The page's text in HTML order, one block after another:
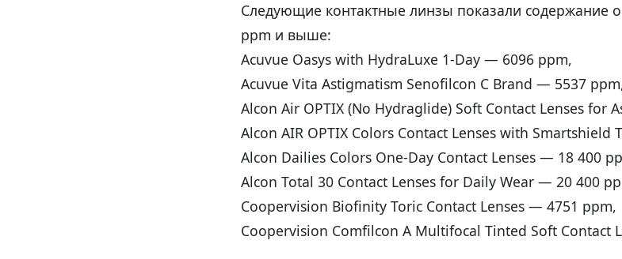
Следующие контактные линзы показали содержание
ppm и выше:
Acuvue Oasys with HydraLuxe 1-Day — 6096 ppm,
Acuvue Vita Astigmatism Senofilcon C Brand — 5537
Alcon Air OPTIX (No Hydraglide) Soft Contact Lenses for
Alcon AIR OPTIX Colors Contact Lenses with
Alcon Dailies Colors One-Day Contact Lenses — 18 400
Alcon Total 30 Contact Lenses for Daily Wear — 20 400
Coopervision Biofinity Toric Contact Lenses — 4751 ppm,
Coopervision Comfilcon A Multifocal Tinted Soft Contact